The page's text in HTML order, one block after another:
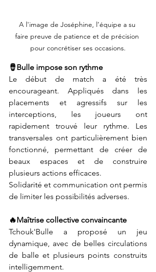
A l'image de Joséphine, l’équipe a su
faire preuve de patience et de précision
pour concrétiser ses occasions.
🪘Bulle impose son rythme
Le début de match a été très
encourageant. Appliqués dans les
placements et agressifs sur les
interceptions, les joueurs ont
rapidement trouvé leur rythme. Les
transversales ont particulièrement bien
fonctionné, permettant de créer de
beaux espaces et de construire
plusieurs actions efficaces.
Solidarité et communication ont permis
de limiter les possibilités adverses.
🔥Maîtrise collective convaincante
Tchouk'Bulle a proposé un jeu
dynamique, avec de belles circulations
de balle et plusieurs points construits
intelligemment.